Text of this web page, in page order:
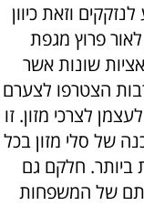
וזאת כיוון
פרוץ מגפת
שונות אשר
הצטרפו לצערם
לצרכי מזון. זו
של סלי מזון בכל
ביותר. חלקם גם
של המשפחות